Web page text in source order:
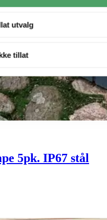
utvalg
tillat
5pk. IP67 stål